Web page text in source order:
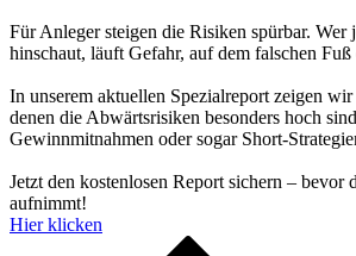
Für Anleger steigen die Risiken spürbar. Wer
hinschaut, läuft Gefahr, auf dem falschen
In unserem aktuellen Spezialreport zeigen
denen die Abwärtsrisiken besonders hoch
Gewinnmitnahmen oder sogar Short-
Jetzt den kostenlosen Report sichern – bevor
aufnimmt!
Hier klicken